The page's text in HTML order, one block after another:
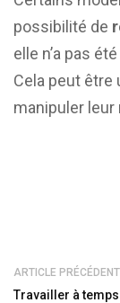
possibilité de
elle n’a pas
Cela peut être
manipuler leur
ARTICLE PRÉCÉDENT
Travailler à